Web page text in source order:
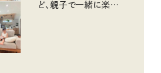
ど、親子で一緒に楽し